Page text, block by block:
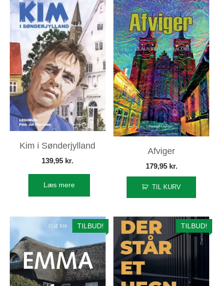
Kim i Sønderjylland
139,95 kr.
Læs mere
Afviger
179,95 kr.
TIL KURV
TILBUD! TILBUD!